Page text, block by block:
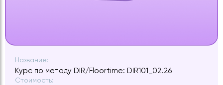
Название:
Курс по методу DIR/Floortime: DIR101_02.26
Стоимость: